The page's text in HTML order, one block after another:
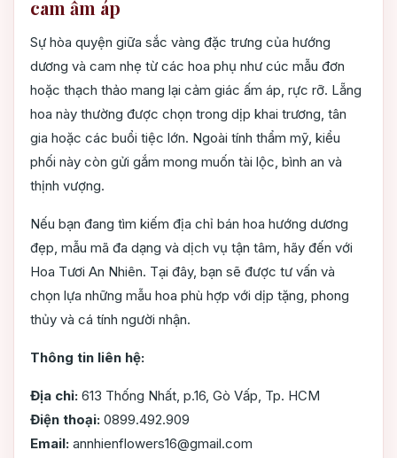
cam ấm áp
Sự hòa quyện giữa sắc vàng đặc trưng của hướng
dương và cam nhẹ từ các hoa phụ như cúc mẫu đơn
hoặc thạch thảo mang lại cảm giác ấm áp, rực rỡ. Lẵng
hoa này thường được chọn trong dịp khai trương, tân
gia hoặc các buổi tiệc lớn. Ngoài tính thẩm mỹ, kiểu
phối này còn gửi gắm mong muốn tài lộc, bình an và
thịnh vượng.
Nếu bạn đang tìm kiếm địa chỉ bán hoa hướng dương
đẹp, mẫu mã đa dạng và dịch vụ tận tâm, hãy đến với
Hoa Tươi An Nhiên. Tại đây, bạn sẽ được tư vấn và
chọn lựa những mẫu hoa phù hợp với dịp tặng, phong
thủy và cá tính người nhận.
Thông tin liên hệ:
Địa chỉ: 613 Thống Nhất, p.16, Gò Vấp, Tp. HCM
Điện thoại: 0899.492.909
Email: annhienflowers16@gmail.com